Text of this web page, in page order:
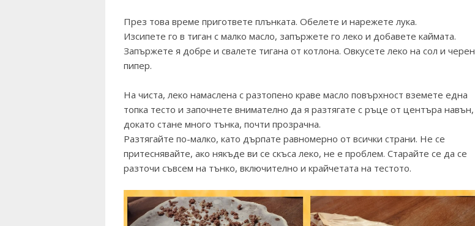
През това време пригответе плънката. Обелете и нарежете лука.
Изсипете го в тиган с малко масло, запържете го леко и добавете каймата.
Запържете я добре и свалете тигана от котлона. Овкусете леко на сол и черен
пипер.
На чиста, леко намаслена с разтопено краве масло повърхност вземете една
топка тесто и започнете внимателно да я разтягате с ръце от центъра навън,
докато стане много тънка, почти прозрачна.
Разтягайте по-малко, като дърпате равномерно от всички страни. Не се
притеснявайте, ако някъде ви се скъса леко, не е проблем. Старайте се да се
разточи съвсем на тънко, включително и крайчетата на тестото.